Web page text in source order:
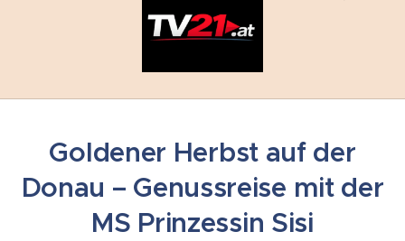
Goldener Herbst auf der
Donau – Genussreise mit der
MS Prinzessin Sisi